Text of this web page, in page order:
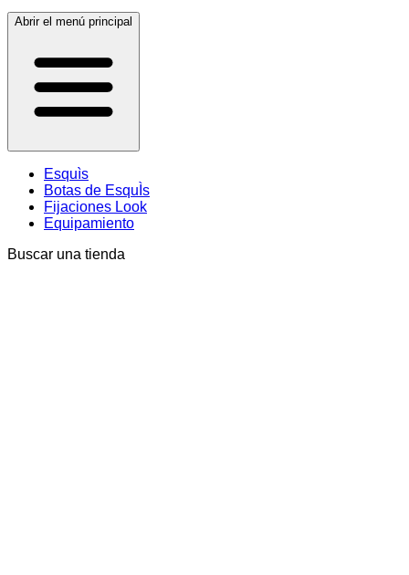
Abrir el menú principal
Esquìs
Botas de EsquÌs
Fijaciones Look
Equipamiento
Buscar una tienda